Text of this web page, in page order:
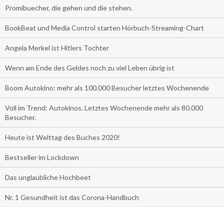
Promibuecher, die gehen und die stehen.
BookBeat und Media Control starten Hörbuch-Streaming-Chart
Angela Merkel ist Hitlers Tochter
Wenn am Ende des Geldes noch zu viel Leben übrig ist
Boom Autokino: mehr als 100.000 Besucher letztes Wochenende
Voll im Trend: Autokinos. Letztes Wochenende mehr als 80.000
Besucher.
Heute ist Welttag des Buches 2020!
Bestseller im Lockdown
Das unglaubliche Hochbeet
Nr. 1 Gesundheit ist das Corona-Handbuch